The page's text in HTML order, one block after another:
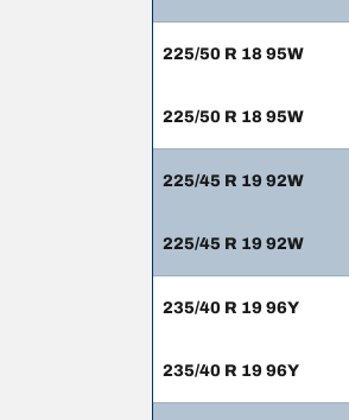
225/50 R 18 95W
225/50 R 18 95W
225/45 R 19 92W
225/45 R 19 92W
235/40 R 19 96Y
235/40 R 19 96Y